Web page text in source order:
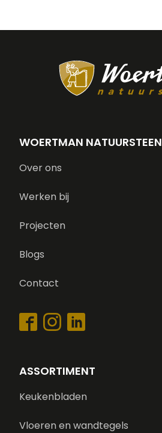
WOERTMAN NATUURSTEEN
Over ons
Werken bij
Projecten
Blogs
Contact
ASSORTIMENT
Keukenbladen
Vloeren en wandtegels